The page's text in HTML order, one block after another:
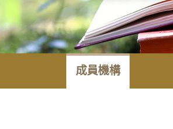
成員機構